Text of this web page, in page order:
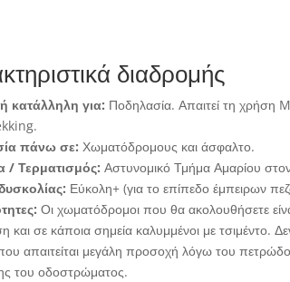
διαδρομής
κατάλληλη για: Ποδηλασία. Απαιτεί τη χρήση
πάνω σε: Χωματόδρομους και άσφαλτο.
/ Τερματισμός: Αστυνομικό Τμήμα Αμαρίου
Εύκολη+ (για το επίπεδο έμπειρων
Οι χωματόδρομοι που θα ακολουθήσετε
και σε κάποια σημεία καλυμμένοι με τσιμέντο.
απαιτείται μεγάλη προσοχή λόγω του
του οδοστρώματος.